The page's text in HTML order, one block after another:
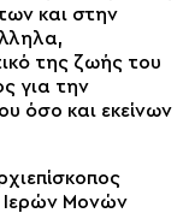
και στην
της ζωής του
για την
όσο και εκείνων
Ιερών Μονών